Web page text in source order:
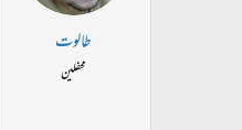
طالوت
محفلین